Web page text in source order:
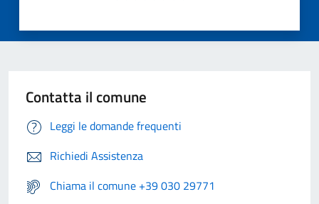
Contatta il comune
Leggi le domande frequenti
Richiedi Assistenza
Chiama il comune +39 030 29771